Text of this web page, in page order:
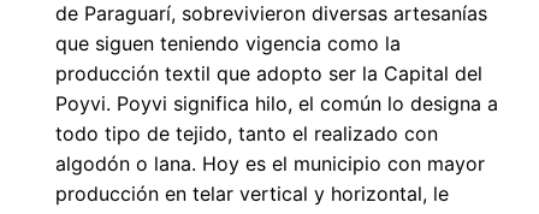
de Paraguarí, sobrevivieron diversas artesanías
que siguen teniendo vigencia como la
producción textil que adopto ser la Capital del
Poyvi. Poyvi significa hilo, el común lo designa a
todo tipo de tejido, tanto el realizado con
algodón o lana. Hoy es el municipio con mayor
producción en telar vertical y horizontal, le